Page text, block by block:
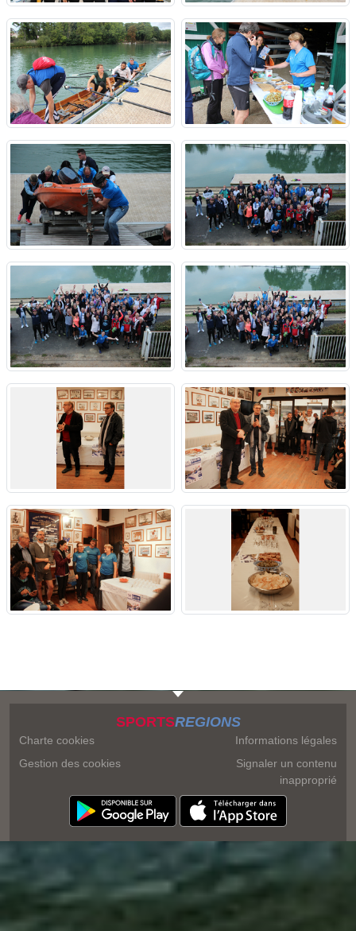
SPORTSREGIONS
Charte cookies
Gestion des cookies
Informations légales
Signaler un contenu
inapproprié